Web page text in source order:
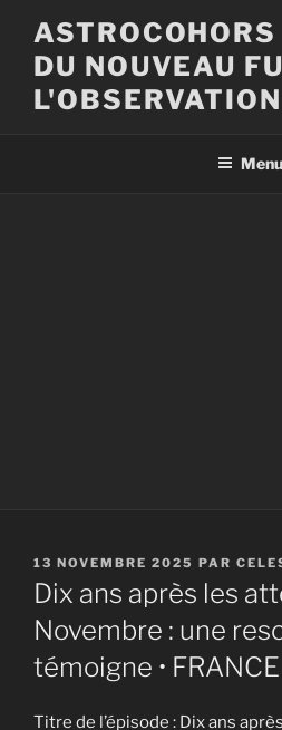
contenu
principal
DU NOUVEAU
L'OBSERVATION
Menu
PUBLIÉ
LE
13 NOVEMBRE 2025 PAR
Dix ans après les
Novembre : une
témoigne •
Titre de l’épisode : Dix ans